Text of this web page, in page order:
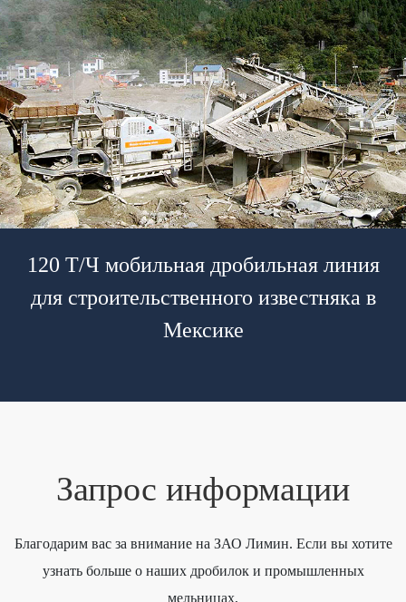
120 Т/Ч мобильная дробильная линия
для строительственного известняка в
Мексике
Запрос информации
Благодарим вас за внимание на ЗАО Лимин. Если вы хотите
узнать больше о наших дробилок и промышленных
мельницах,